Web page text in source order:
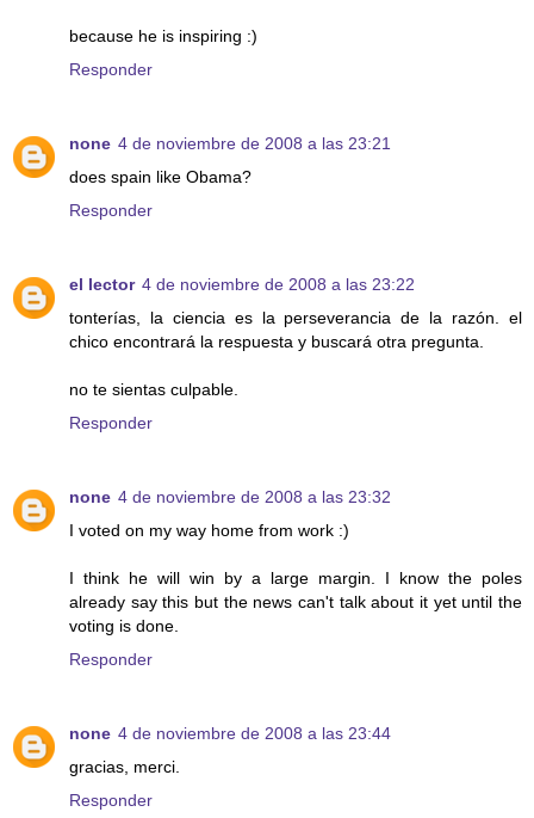
because he is inspiring :)
Responder
none 4 de noviembre de 2008 a las 23:21
does spain like Obama?
Responder
el lector 4 de noviembre de 2008 a las 23:22
tonterías, la ciencia es la perseverancia de la razón. el
chico encontrará la respuesta y buscará otra pregunta.
no te sientas culpable.
Responder
none 4 de noviembre de 2008 a las 23:32
I voted on my way home from work :)
I think he will win by a large margin. I know the poles
already say this but the news can't talk about it yet until the
voting is done.
Responder
none 4 de noviembre de 2008 a las 23:44
gracias, merci.
Responder